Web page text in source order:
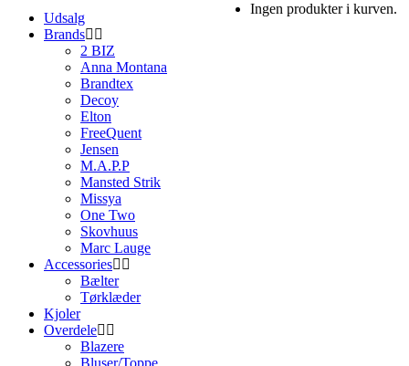
Ingen produkter i kurven.
Udsalg
Brands
2 BIZ
Anna Montana
Brandtex
Decoy
Elton
FreeQuent
Jensen
M.A.P.P
Mansted Strik
Missya
One Two
Skovhuus
Marc Lauge
Accessories
Bælter
Tørklæder
Kjoler
Overdele
Blazere
Bluser/Toppe